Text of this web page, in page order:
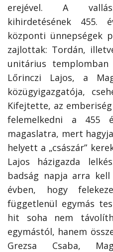
erejével. A
kihirdetésének 455.
központi ünnepségek
zajlottak: Tordán,
unitárius
Lőrinczi Lajos, a
közügyigazgatója,
Kifejtette, az
felemelkedni a 455
magaslatra, mert
helyett a „császár”
Lajos házigazda
badság napja arra kell
évben, hogy
függetlenül egymás
hit soha nem
egymástól, hanem
Grezsa Csaba,